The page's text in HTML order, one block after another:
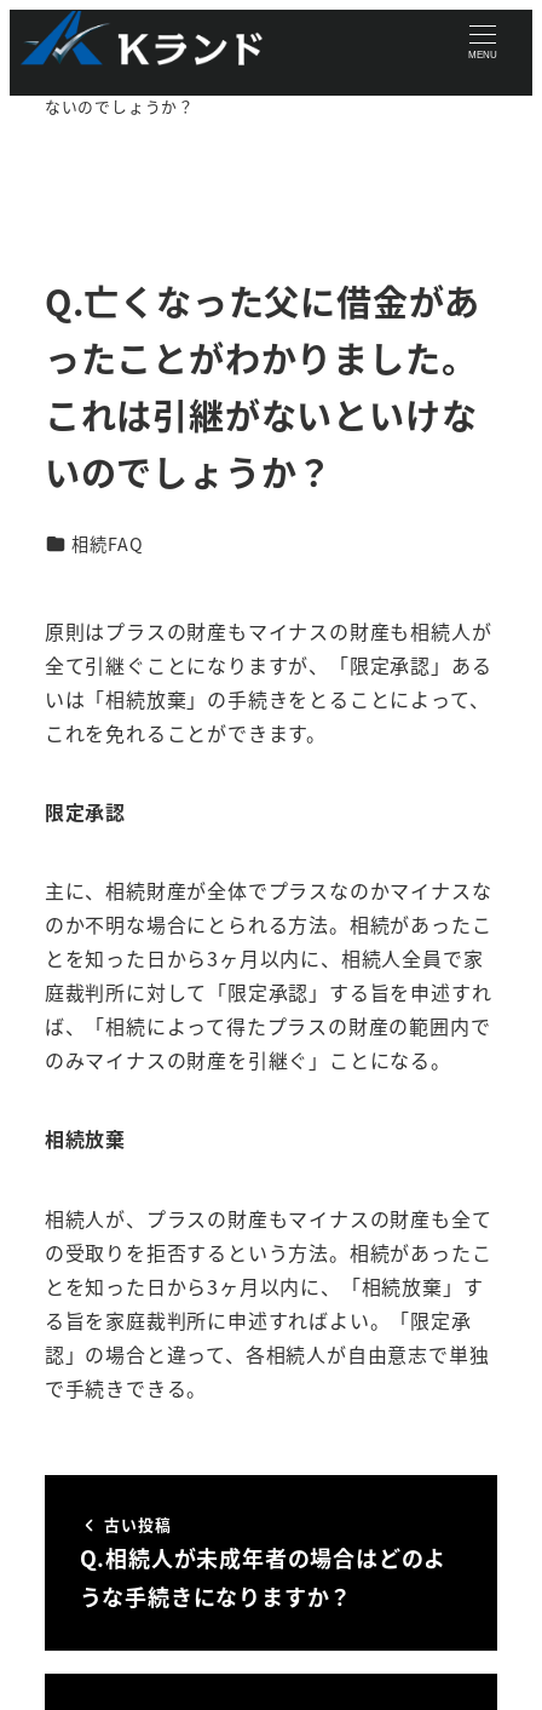
イ
ン
MENU
TOP-normal 相続FAQ
Q.亡くなった父に
ないのでしょうか？
Q.亡くなった父に借金があ
ったことがわかりました。
これは引継がないといけな
いのでしょうか？
カテゴリー
相続FAQ
原則はプラスの財産もマイナスの財産も相続人が
全て引継ぐことになりますが、「限定承認」ある
いは「相続放棄」の手続きをとることによって、
これを免れることができます。
限定承認
主に、相続財産が全体でプラスなのかマイナスな
のか不明な場合にとられる方法。相続があったこ
とを知った日から3ヶ月以内に、相続人全員で家
庭裁判所に対して「限定承認」する旨を申述すれ
ば、「相続によって得たプラスの財産の範囲内で
のみマイナスの財産を引継ぐ」ことになる。
相続放棄
相続人が、プラスの財産もマイナスの財産も全て
の受取りを拒否するという方法。相続があったこ
とを知った日から3ヶ月以内に、「相続放棄」す
る旨を家庭裁判所に申述すればよい。「限定承
認」の場合と違って、各相続人が自由意志で単独
で手続きできる。
古い投稿
Q.相続人が未成年者の場合はどのよ
うな手続きになりますか？